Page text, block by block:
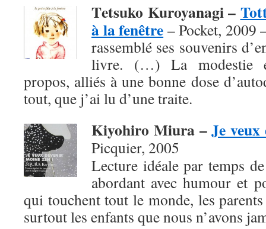
Tetsuko Kuroyanagi –
à la fenêtre – Pocket, 2009
rassemblé ses souvenirs
livre. (…) La modestie
propos, alliés à une bonne dose
tout, que j’ai lu d’une traite.
Kiyohiro Miura –Je
Picquier, 2005
Lecture idéale par temps
abordant avec humour et
qui touchent tout le monde, les
surtout les enfants que nous n’avons